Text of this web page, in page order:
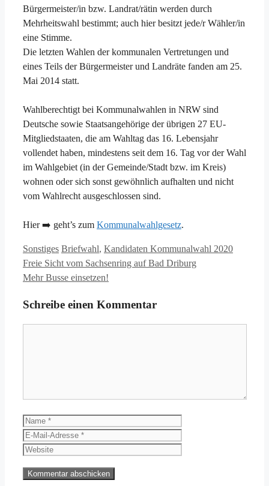
Bürgermeister/in bzw. Landrat/rätin werden durch
Mehrheitswahl bestimmt; auch hier besitzt jede/r Wähler/in
eine Stimme.
Die letzten Wahlen der kommunalen Vertretungen und
eines Teils der Bürgermeister und Landräte fanden am 25.
Mai 2014 statt.
Wahlberechtigt bei Kommunalwahlen in NRW sind
Deutsche sowie Staatsangehörige der übrigen 27 EU-
Mitgliedstaaten, die am Wahltag das 16. Lebensjahr
vollendet haben, mindestens seit dem 16. Tag vor der Wahl
im Wahlgebiet (in der Gemeinde/Stadt bzw. im Kreis)
wohnen oder sich sonst gewöhnlich aufhalten und nicht
vom Wahlrecht ausgeschlossen sind.
Hier ➡️ geht’s zum Kommunalwahlgesetz.
Kategorien
Sonstiges Schlagwörter
Briefwahl, Kandidaten Kommunalwahl 2020
Freie Sicht vom Sachsenring auf Bad Driburg
Mehr Busse einsetzen!
Schreibe einen Kommentar
Name